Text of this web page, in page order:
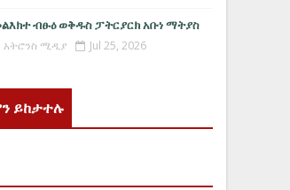
ብፁዕ ወቅዱስ ፓትርያርክ አቡነ ማትያስ
አትሮንስ ሚዲያ Jul 25, 2026
ይከታተሉ